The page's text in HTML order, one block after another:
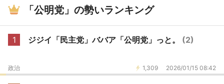
「公明党」の勢いランキング
1 ジジイ「民主党」ババア「公明党」っと。 (2)
1,309 2026/01/15 08:42
政治